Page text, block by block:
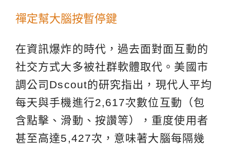
禪定幫大腦按暫停鍵
在資訊爆炸的時代，過去面對面互動的
社交方式大多被社群軟體取代。美國市
調公司Dscout的研究指出，現代人平均
每天與手機進行2,617次數位互動（包
含點擊、滑動、按讚等），重度使用者
甚至高達5,427次，意味著大腦每隔幾